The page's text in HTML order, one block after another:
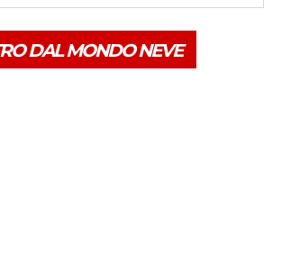
DAL MONDO NEVE